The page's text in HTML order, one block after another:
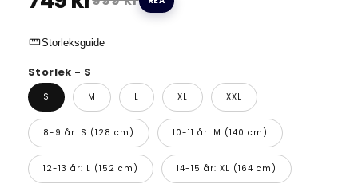
straightenStorleksguide
Storlek - S
S M L XL XXL
8-9 år: S (128 cm) 10-11 år: M (140 cm)
12-13 år: L (152 cm) 14-15 år: XL (164 cm)